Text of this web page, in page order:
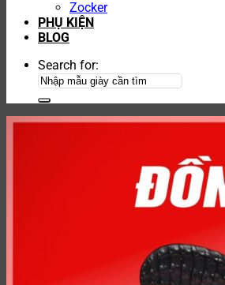
Zocker
PHỤ KIỆN
BLOG
Search for: